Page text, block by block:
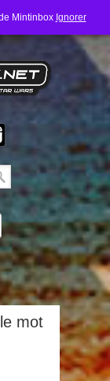
Mintinbox Ignorer
mot